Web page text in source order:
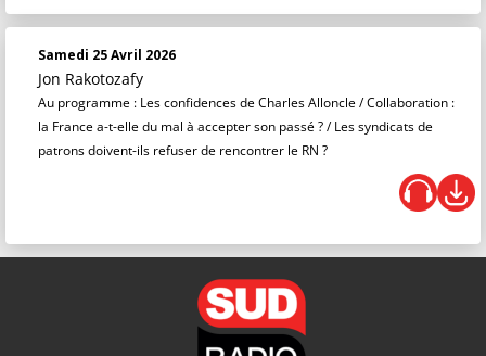
Samedi 25 Avril 2026
Jon Rakotozafy
Au programme : Les confidences de Charles Alloncle / Collaboration :
la France a-t-elle du mal à accepter son passé ? / Les syndicats de
patrons doivent-ils refuser de rencontrer le RN ?